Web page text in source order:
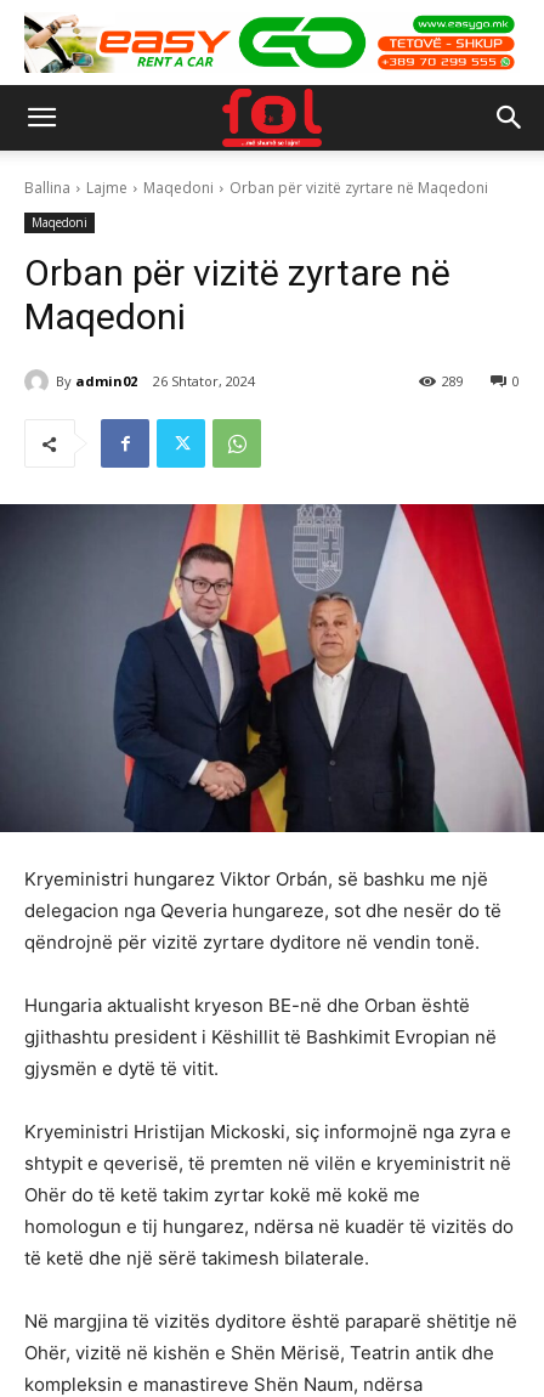
Ballina Lajme Maqedoni Orban për vizitë zyrtare në Maqedoni
Maqedoni
Orban për vizitë zyrtare në
Maqedoni
By admin02 26 Shtator, 2024 0
289
Kryeministri hungarez Viktor Orbán, së bashku me një
delegacion nga Qeveria hungareze, sot dhe nesër do të
qëndrojnë për vizitë zyrtare dyditore në vendin tonë.
Hungaria aktualisht kryeson BE-në dhe Orban është
gjithashtu president i Këshillit të Bashkimit Evropian në
gjysmën e dytë të vitit.
Kryeministri Hristijan Mickoski, siç informojnë nga zyra e
shtypit e qeverisë, të premten në vilën e kryeministrit në
Ohër do të ketë takim zyrtar kokë më kokë me
homologun e tij hungarez, ndërsa në kuadër të vizitës do
të ketë dhe një sërë takimesh bilaterale.
Në margjina të vizitës dyditore është paraparë shëtitje në
Ohër, vizitë në kishën e Shën Mërisë, Teatrin antik dhe
kompleksin e manastireve Shën Naum, ndërsa